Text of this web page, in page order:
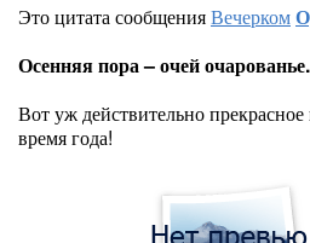
Это цитата сообщенияВечерком
Осенняя пора – очей очарованье.
Вот уж действительно прекрасное
время года!